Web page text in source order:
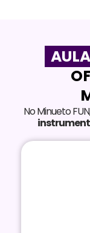
No Minueto